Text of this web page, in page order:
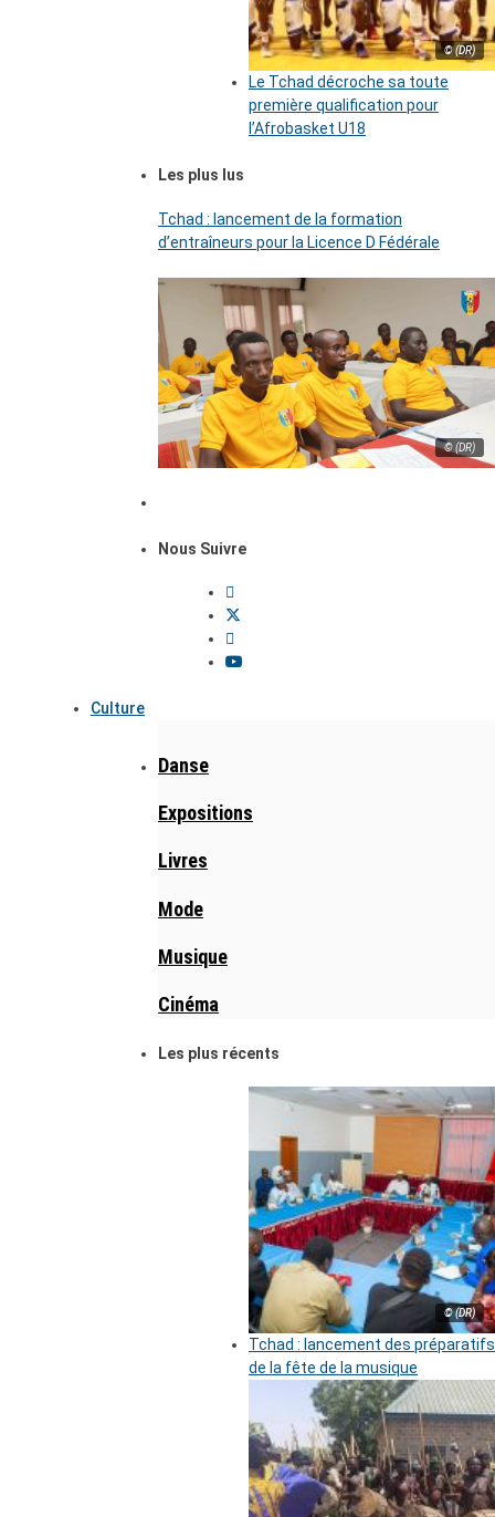
© (DR)
Le Tchad décroche sa toute
première qualification pour
l’Afrobasket U18
Les plus lus
Tchad : lancement de la formation
d’entraîneurs pour la Licence D Fédérale
© (DR)
Nous Suivre
Culture
Danse
Expositions
Livres
Mode
Musique
Cinéma
Les plus récents
© (DR)
Tchad : lancement des préparatifs
de la fête de la musique